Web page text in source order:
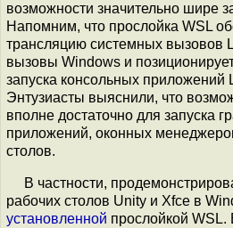
возможности значительно шире
Напомним, что прослойка WSL
трансляцию системных вызовов
вызовы Windows и
запуска консольных приложений
Энтузиасты выяснили, что
вполне достаточно для запуска
приложений, оконных
столов.
В частности,
рабочих столов Unity и Xfce в
установленной прослойкой WSL.